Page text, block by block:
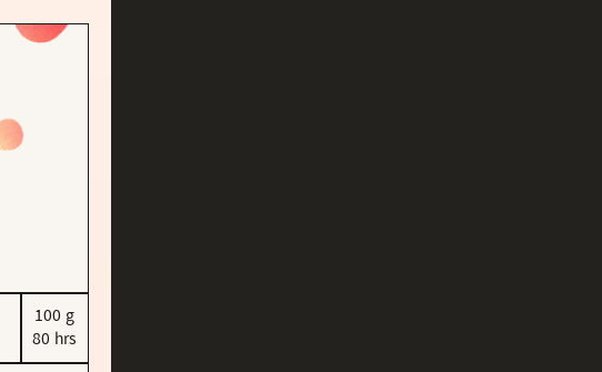
100 g
80 hrs